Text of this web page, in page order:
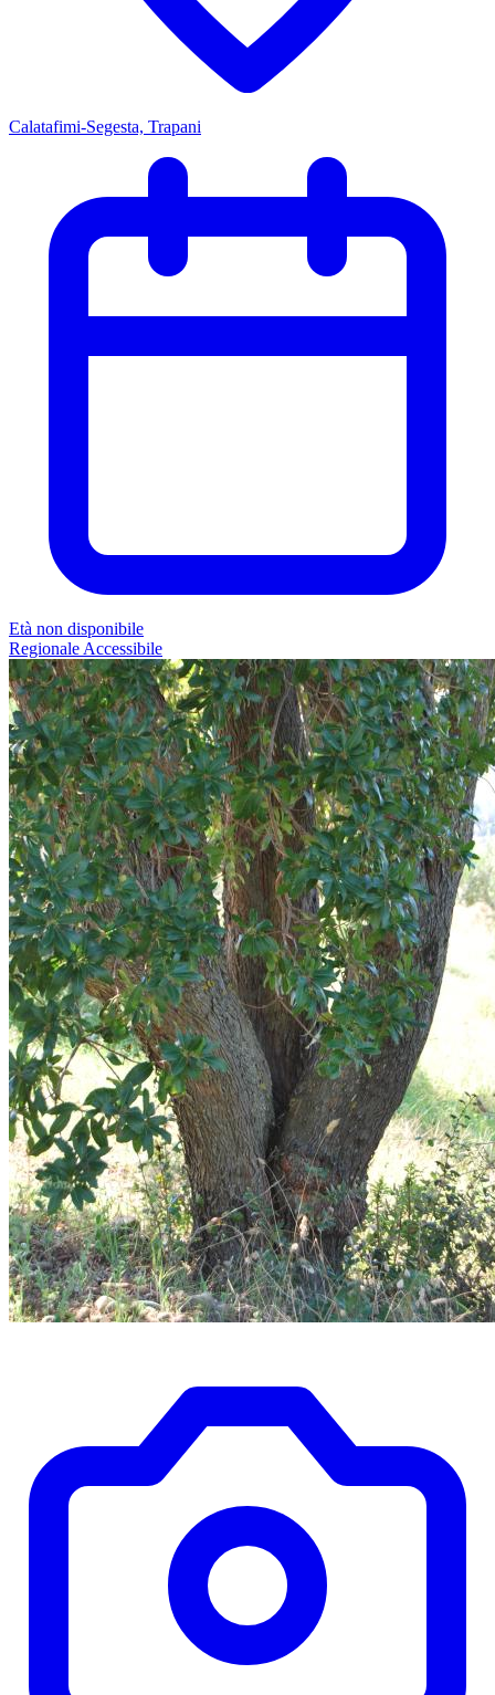
Calatafimi-Segesta, Trapani
Età non disponibile
Regionale Accessibile